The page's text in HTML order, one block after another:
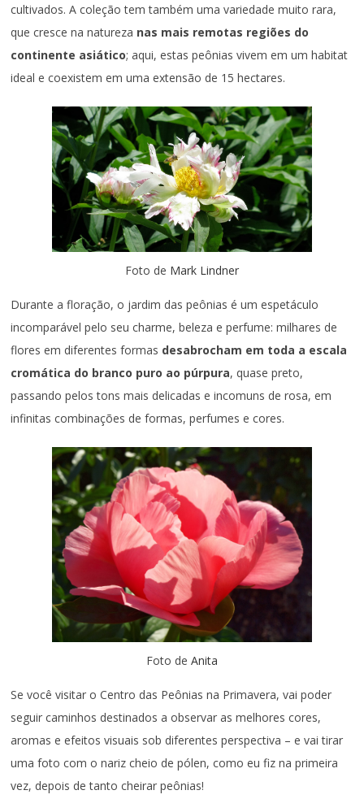
cultivados. A coleção tem também uma variedade muito rara,
que cresce na natureza nas mais remotas regiões do
continente asiático; aqui, estas peônias vivem em um habitat
ideal e coexistem em uma extensão de 15 hectares.
Foto de Mark Lindner
Durante a floração, o jardim das peônias é um espetáculo
incomparável pelo seu charme, beleza e perfume: milhares de
flores em diferentes formas desabrocham em toda a escala
cromática do branco puro ao púrpura, quase preto,
passando pelos tons mais delicadas e incomuns de rosa, em
infinitas combinações de formas, perfumes e cores.
Foto de Anita
Se você visitar o Centro das Peônias na Primavera, vai poder
seguir caminhos destinados a observar as melhores cores,
aromas e efeitos visuais sob diferentes perspectiva – e vai tirar
uma foto com o nariz cheio de pólen, como eu fiz na primeira
vez, depois de tanto cheirar peônias!